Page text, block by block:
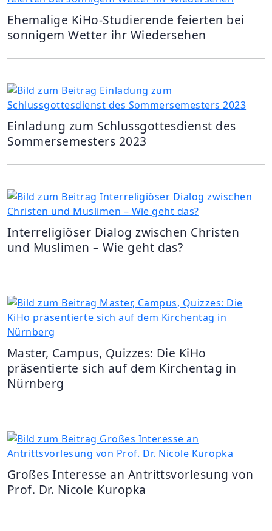
Ehemalige KiHo-Studierende feierten bei
sonnigem Wetter ihr Wiedersehen
Einladung zum Schlussgottesdienst des
Sommersemesters 2023
Interreligiöser Dialog zwischen Christen
und Muslimen – Wie geht das?
Master, Campus, Quizzes: Die KiHo
präsentierte sich auf dem Kirchentag in
Nürnberg
Großes Interesse an Antrittsvorlesung von
Prof. Dr. Nicole Kuropka